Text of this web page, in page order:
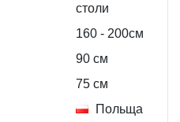
столи
160- 200см
90 см
75 см
Польща